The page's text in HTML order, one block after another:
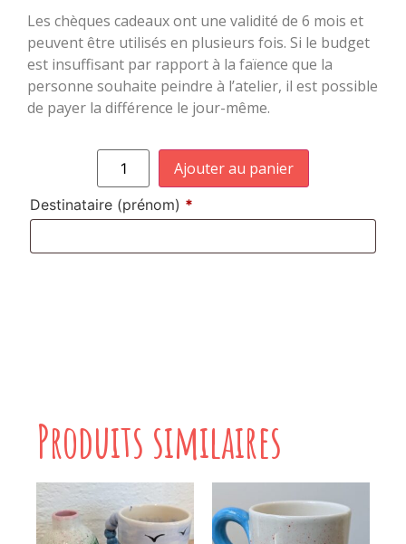
Les chèques cadeaux ont une validité de 6 mois et
peuvent être utilisés en plusieurs fois. Si le budget
est insuffisant par rapport à la faïence que la
personne souhaite peindre à l’atelier, il est possible
de payer la différence le jour-même.
Ajouter au panier
Destinataire (prénom) *
Produits similaires